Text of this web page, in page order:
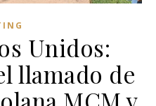
Unidos:
llamado de